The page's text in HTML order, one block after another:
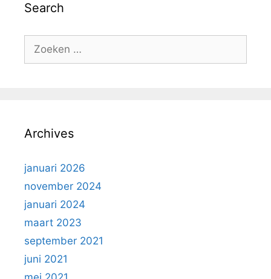
Search
Zoek
Archives
januari 2026
november 2024
januari 2024
maart 2023
september 2021
juni 2021